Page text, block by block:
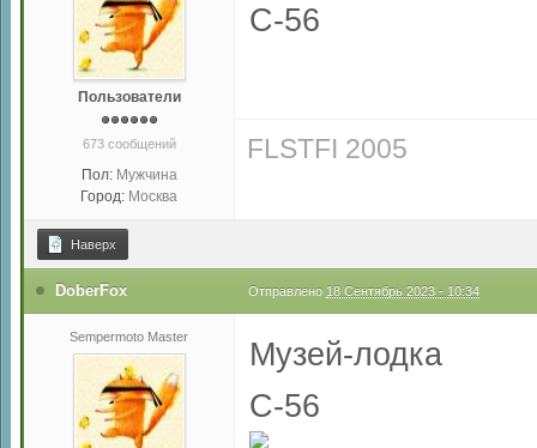
Пользователи
673 сообщений
Пол: Мужчина
Город: Москва
С-56
FLSTFI 2005
Наверх
DoberFox Отправлено 18 Сентябрь 2023 - 10:34
Sempermoto Master
Музей-лодка
С-56